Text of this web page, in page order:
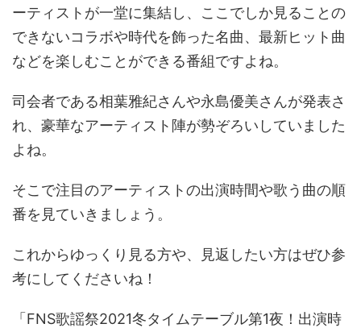
ーティストが一堂に集結し、ここでしか見ることの
できないコラボや時代を飾った名曲、最新ヒット曲
などを楽しむことができる番組ですよね。
司会者である相葉雅紀さんや永島優美さんが発表さ
れ、豪華なアーティスト陣が勢ぞろいしていました
よね。
そこで注目のアーティストの出演時間や歌う曲の順
番を見ていきましょう。
これからゆっくり見る方や、見返したい方はぜひ参
考にしてくださいね！
「FNS歌謡祭2021冬タイムテーブル第1夜！出演時